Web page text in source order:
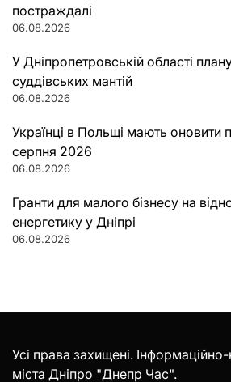
постраждалі
06.08.2026
У Дніпропетровській області
суддівських мантій
06.08.2026
Українці в Польщі мають оновити
серпня 2026
06.08.2026
Гранти для малого бізнесу на
енергетику у Дніпрі
06.08.2026
Усі права захищені.
міста Дніпро "Днепр Час".